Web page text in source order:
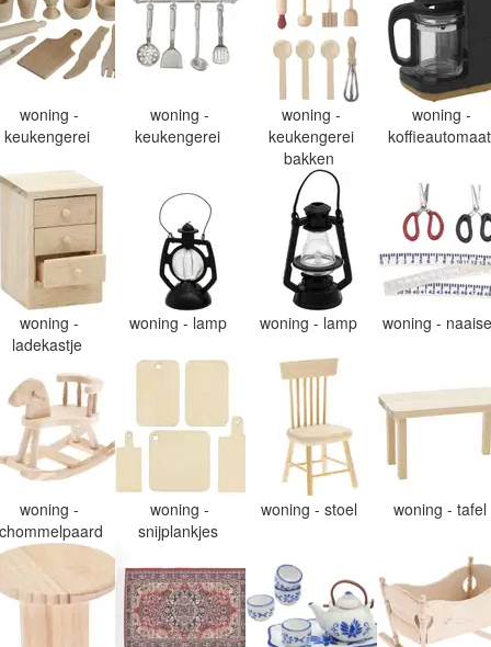
woning -
keukengerei
woning -
keukengerei
woning -
keukengerei
bakken
woning -
woning -
ladekastje
woning - lamp woning - lamp woning -
woning -
woning -
snijplankjes
woning - stoel woning - tafel